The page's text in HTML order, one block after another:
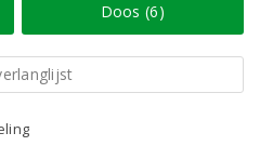
Doos (6)